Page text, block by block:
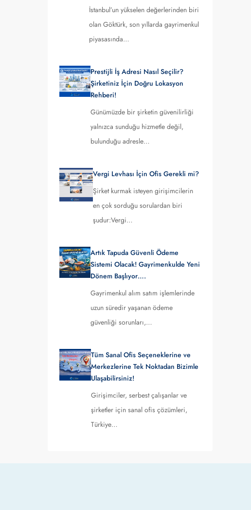
İstanbul’un yükselen değerlerinden biri
olan Göktürk, son yıllarda gayrimenkul
piyasasında…
Prestijli İş Adresi Nasıl Seçilir?
Şirketiniz İçin Doğru Lokasyon
Rehberi!
Günümüzde bir şirketin güvenilirliği
yalnızca sunduğu hizmetle değil,
bulunduğu adresle…
Vergi Levhası İçin Ofis Gerekli mi?
Şirket kurmak isteyen girişimcilerin
en çok sorduğu sorulardan biri
şudur:Vergi…
Artık Tapuda Güvenli Ödeme
Sistemi Olacak! Gayrimenkulde Yeni
Dönem Başlıyor….
Gayrimenkul alım satım işlemlerinde
uzun süredir yaşanan ödeme
güvenliği sorunları,…
Tüm Sanal Ofis Seçeneklerine ve
Merkezlerine Tek Noktadan Bizimle
Ulaşabilirsiniz!
Girişimciler, serbest çalışanlar ve
şirketler için sanal ofis çözümleri,
Türkiye…